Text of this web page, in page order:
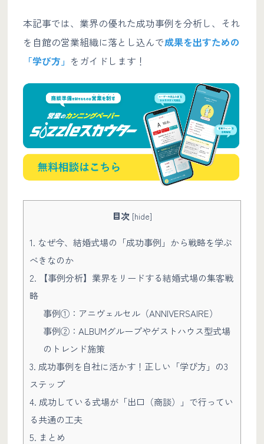
本記事では、業界の優れた成功事例を分析し、それ
を自館の営業組織に落とし込んで成果を出すための
「学び方」 をガイドします！
目次 [hide]
1. なぜ今、結婚式場の「成功事例」から戦略を学ぶ
べきなのか
2. 【事例分析】業界をリードする結婚式場の集客戦
略
事例①：アニヴェルセル（ANNIVERSAIRE）
事例②：ALBUMグループやゲストハウス型式場
のトレンド施策
3. 成功事例を自社に活かす！正しい「学び方」の3
ステップ
4. 成功している式場が「出口（商談）」で行ってい
る共通の工夫
5. まとめ